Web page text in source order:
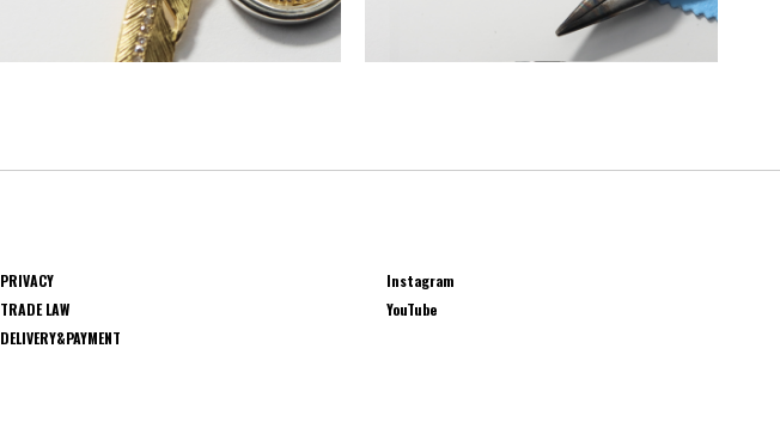
PRIVACY
TRADE LAW
DELIVERY&PAYMENT
Instagram
YouTube